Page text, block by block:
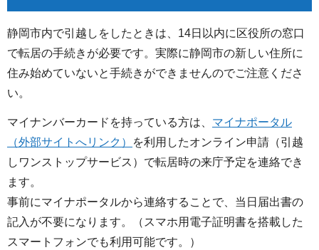
静岡市内で引越しをしたときは、14日以内に区役所の窓口
で転居の手続きが必要です。実際に静岡市の新しい住所に
住み始めていないと手続きができませんのでご注意くださ
い。
マイナンバーカードを持っている方は、 マイナポータル
（外部サイトへリンク）
を利用したオンライン申請（引越
しワンストップサービス）で転居時の来庁予定を連絡でき
ます。
事前にマイナポータルから連絡することで、当日届出書の
記入が不要になります。（スマホ用電子証明書を搭載した
スマートフォンでも利用可能です。）